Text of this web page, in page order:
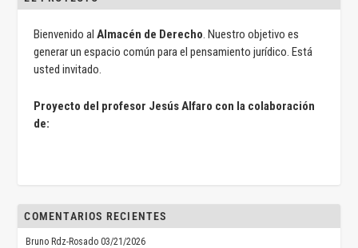
Bienvenido alAlmacén de Derecho. Nuestro objetivo es
generar un espacio común para el pensamiento jurídico. Está
usted invitado.
Proyecto del profesor Jesús Alfaro con la colaboración
de:
COMENTARIOS RECIENTES
Bruno Rdz-Rosado 03/21/2026